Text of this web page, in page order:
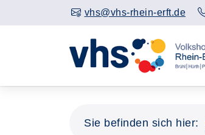
vhs@vhs-rhein-erft.de
Sie befinden sich hier: